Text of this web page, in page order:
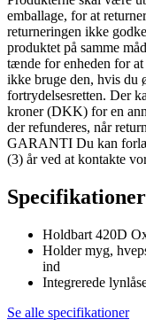
emballage, for at
returneringen ikke
produktet på samme
tænde for enheden for
ikke bruge den, hvis du
fortrydelsesretten. Der
kroner (DKK) for en
der refunderes, når
GARANTI Du kan
(3) år ved at kontakte
Specifikationer
Holdbart 420D
Holder myg,
ind
Integrerede
Se alle specifikationer